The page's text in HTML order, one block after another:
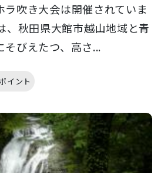
吹き大会は開催されていま
秋田県大館市越山地域と青
びえたつ、高さ...
イント